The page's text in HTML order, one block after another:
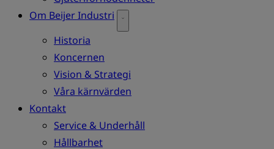
Om Beijer Industri
Historia
Koncernen
Vision & Strategi
Våra kärnvärden
Kontakt
Service & Underhåll
Hållbarhet